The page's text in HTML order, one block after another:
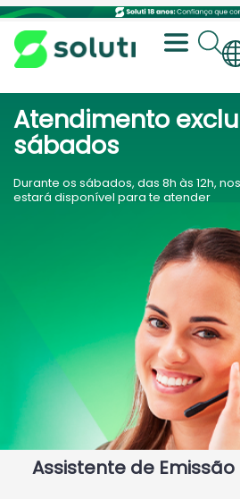
Atendimento
sábados
Durante os sábados, das 8h às 12h,
estará disponível para te atender
Assistente de